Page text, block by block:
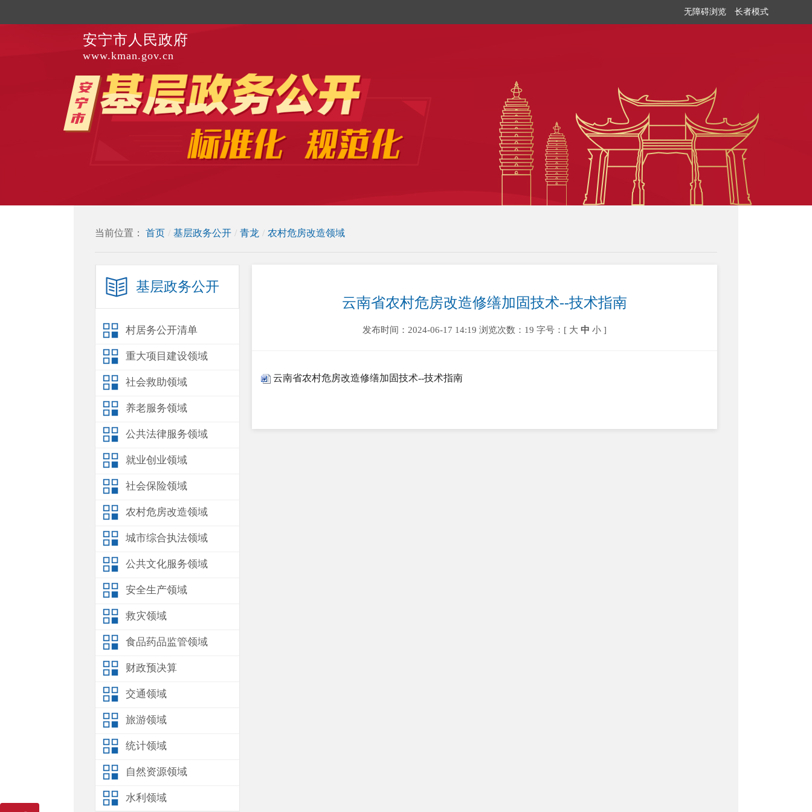
无障碍浏览 长者模式
安宁市人民政府
www.kman.gov.cn
当前位置： 首页 / 基层政务公开 / 青龙 / 农村危房改造领域
基层政务公开
村居务公开清单
重大项目建设领域
社会救助领域
养老服务领域
公共法律服务领域
就业创业领域
社会保险领域
农村危房改造领域
城市综合执法领域
公共文化服务领域
安全生产领域
救灾领域
食品药品监管领域
财政预决算
交通领域
旅游领域
统计领域
自然资源领域
水利领域
云南省农村危房改造修缮加固技术--技术指南
发布时间：2024-06-17 14:19 浏览次数：19 字号：[ 大 中 小 ]
云南省农村危房改造修缮加固技术--技术指南